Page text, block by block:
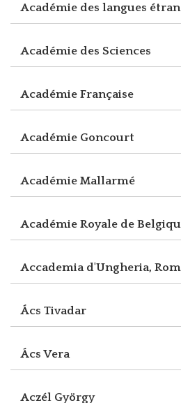
Académie des langues
Académie des Sciences
Académie Française
Académie Goncourt
Académie Mallarmé
Académie Royale de
Accademia d'Ungheria,
Ács Tivadar
Ács Vera
Aczél György